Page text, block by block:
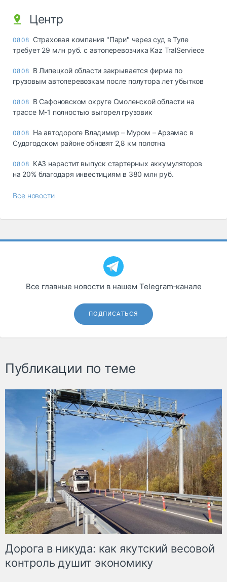
Центр
08.08 Страховая компания "Пари" через суд в Туле
требует 29 млн руб. с автоперевозчика Kaz TralServiece
08.08 В Липецкой области закрывается фирма по
грузовым автоперевозкам после полутора лет убытков
08.08 В Сафоновском округе Смоленской области на
трассе М-1 полностью выгорел грузовик
08.08 На автодороге Владимир – Муром – Арзамас в
Судогодском районе обновят 2,8 км полотна
08.08 КАЗ нарастит выпуск стартерных аккумуляторов
на 20% благодаря инвестициям в 380 млн руб.
Все новости
Все главные новости в нашем Telegram‑канале
ПОДПИСАТЬСЯ
Публикации по теме
Дорога в никуда: как якутский весовой
контроль душит экономику